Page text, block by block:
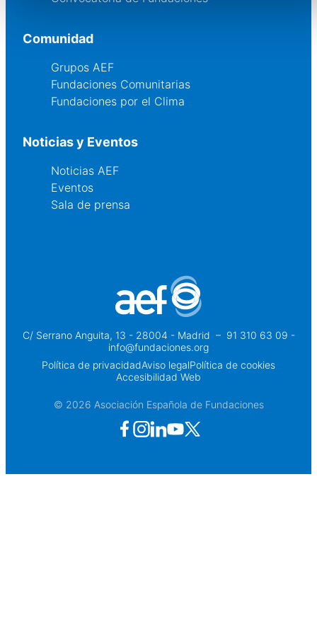
Comunidad
Grupos AEF
Fundaciones Comunitarias
Fundaciones por el Clima
Noticias y Eventos
Noticias AEF
Eventos
Sala de prensa
C/ Serrano Anguita, 13 - 28004 - Madrid – 91 310 63 09 -
info@fundaciones.org
Política de privacidadAviso legalPolítica de cookies
Accesibilidad Web
© 2026 Asociación Española de Fundaciones